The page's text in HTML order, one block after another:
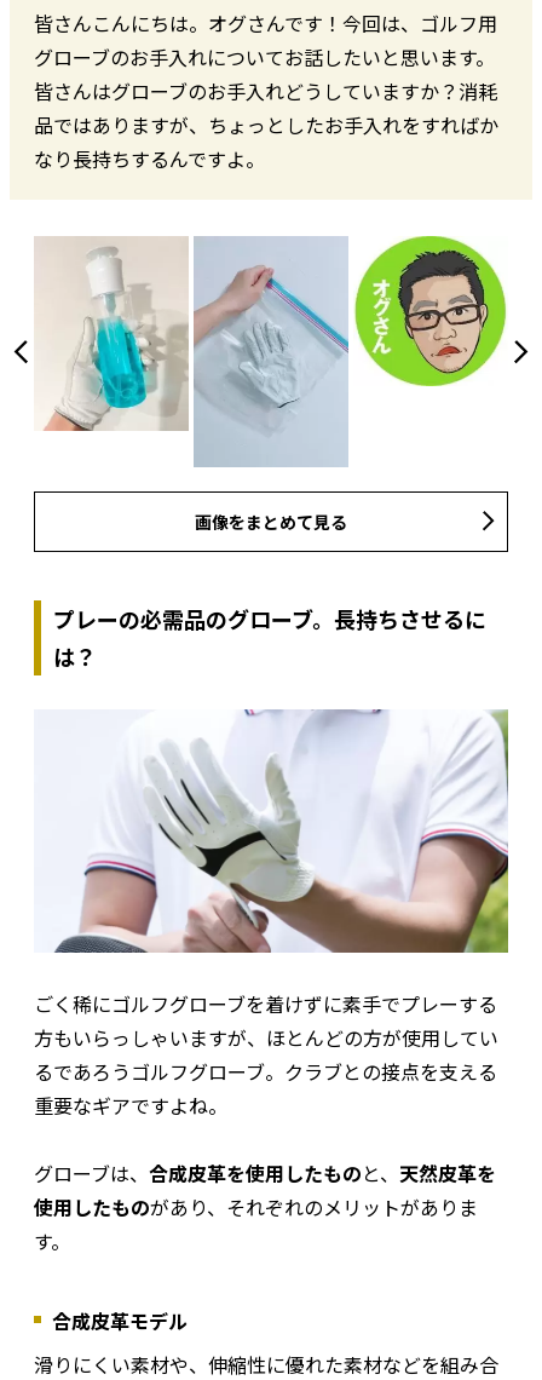
皆さんこんにちは。オグさんです！今回は、ゴルフ用
グローブのお手入れについてお話したいと思います。
皆さんはグローブのお手入れどうしていますか？消耗
品ではありますが、ちょっとしたお手入れをすればか
なり長持ちするんですよ。
画像をまとめて見る
プレーの必需品のグローブ。長持ちさせるに
は？
ごく稀にゴルフグローブを着けずに素手でプレーする
方もいらっしゃいますが、ほとんどの方が使用してい
るであろうゴルフグローブ。クラブとの接点を支える
重要なギアですよね。
グローブは、 合成皮革を使用したものと、 天然皮革を
使用したものがあり、それぞれのメリットがありま
す。
合成皮革モデル
滑りにくい素材や、伸縮性に優れた素材などを組み合